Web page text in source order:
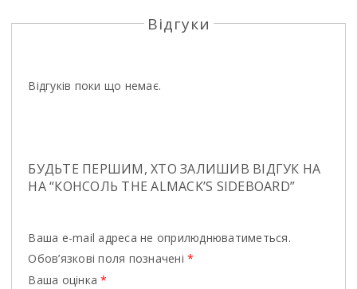
Відгуки
Відгуків поки що немає.
БУДЬТЕ ПЕРШИМ, ХТО ЗАЛИШИВ ВІДГУК НА
НА “КОНСОЛЬ THE ALMACK’S SIDEBOARD”
Ваша e-mail адреса не оприлюднюватиметься.
Обов’язкові поля позначені*
Ваша оцінка*